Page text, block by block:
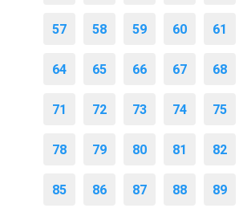
57 58 59 60 61
64 65 66 67 68
71 72 73 74 75
78 79 80 81 82
85 86 87 88 89